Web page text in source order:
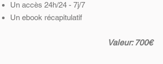
Un accès 24h/24 - 7j/7
Un ebook récapitulatif
Valeur: 700€